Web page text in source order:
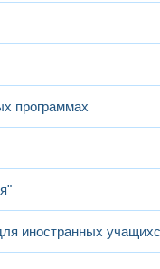
программах
иностранных